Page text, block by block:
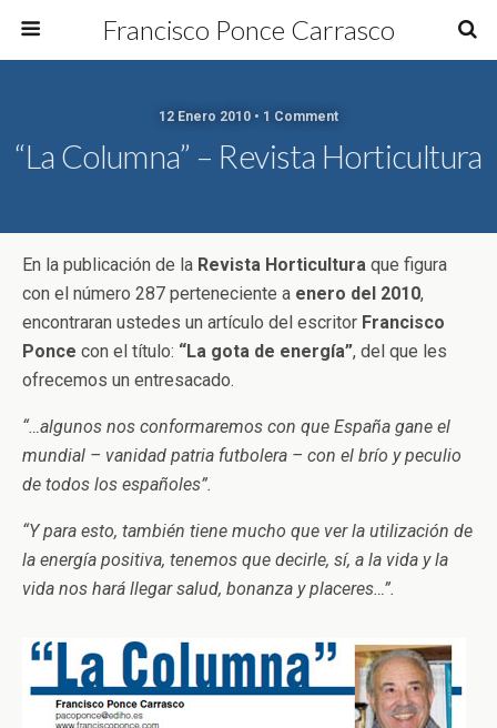
Francisco Ponce Carrasco
12 Enero 2010 • 1 Comment
“La Columna” – Revista Horticultura
En la publicación de la Revista Horticultura que figura
con el número 287 perteneciente a enero del 2010,
encontraran ustedes un artículo del escritor Francisco
Ponce con el título: “La gota de energía”, del que les
ofrecemos un entresacado.
“…algunos nos conformaremos con que España gane el
mundial – vanidad patria futbolera – con el brío y peculio
de todos los españoles”.
“Y para esto, también tiene mucho que ver la utilización de
la energía positiva, tenemos que decirle, sí, a la vida y la
vida nos hará llegar salud, bonanza y placeres…”.